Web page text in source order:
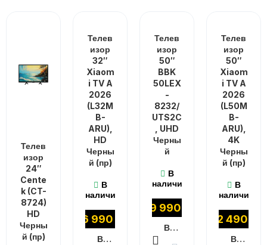
Телев
изор
24″
Cente
k (CT-
8724)
HD
Черны
й (пр)
Телев
изор
32″
Xiaom
i TV A
2026
(L32M
B-
ARU),
HD
Черны
й (пр)
В
наличии
16 990
В КОРЗИНУ
Телев
изор
50″
BBK
50LEX
-
8232/
UTS2C
, UHD
Черны
й
В
наличии
29 990
В КОРЗИНУ
Телев
изор
50″
Xiaom
i TV A
2026
(L50M
B-
ARU),
4K
Черны
й (пр)
В
наличии
32 490
В КОРЗИНУ